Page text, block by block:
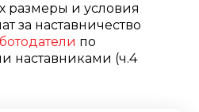
размеры и условия
за наставничество
по
наставниками (ч.4